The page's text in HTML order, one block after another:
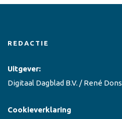
REDACTIE
Uitgever:
Digitaal Dagblad B.V. / René Dons
Cookieverklaring